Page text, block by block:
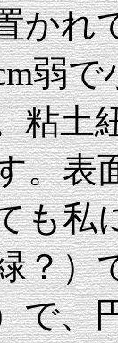
かれ
弱
粘土
。表
も私
？）
で、